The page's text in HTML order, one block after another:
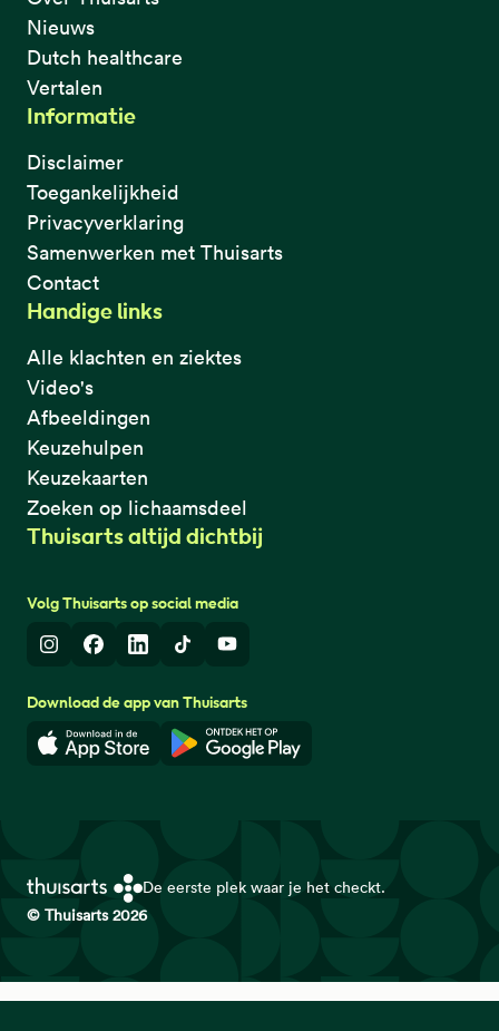
Nieuws
Dutch healthcare
Vertalen
Informatie
Disclaimer
Toegankelijkheid
Privacyverklaring
Samenwerken met Thuisarts
Contact
Handige links
Alle klachten en ziektes
Video's
Afbeeldingen
Keuzehulpen
Keuzekaarten
Zoeken op lichaamsdeel
Thuisarts altijd dichtbij
Volg Thuisarts op social media
InstagramFacebook
LinkedInTikTokYoutube
Download de app van Thuisarts
Download in de App StoreDownload in de Google Play
De eerste plek waar je het checkt.
© Thuisarts 2026